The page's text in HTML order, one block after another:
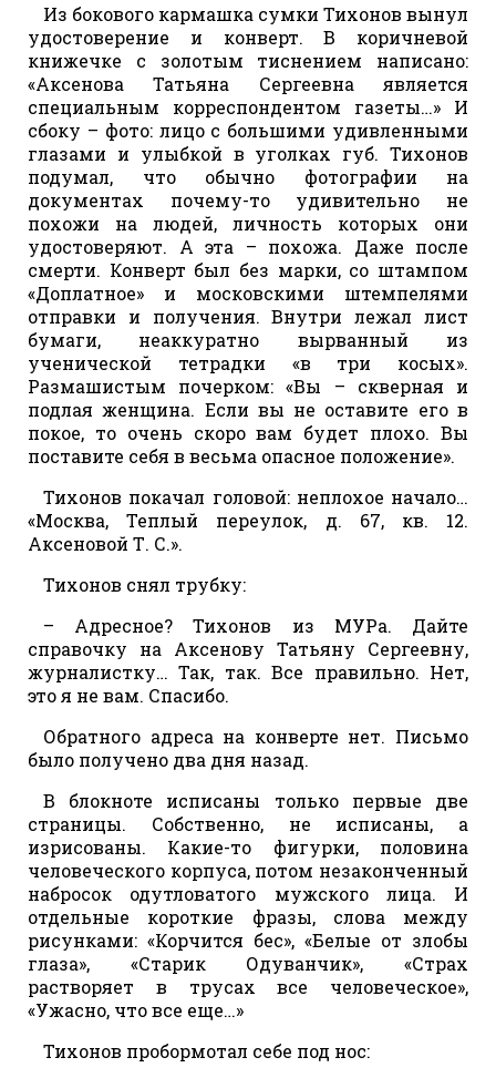
Из бокового кармашка сумки Тихонов вынул
удостоверение и конверт. В коричневой
книжечке с золотым тиснением написано:
«Аксенова Татьяна Сергеевна является
специальным корреспондентом газеты…» И
сбоку – фото: лицо с большими удивленными
глазами и улыбкой в уголках губ. Тихонов
подумал, что обычно фотографии на
документах почему-то удивительно не
похожи на людей, личность которых они
удостоверяют. А эта – похожа. Даже после
смерти. Конверт был без марки, со штампом
«Доплатное» и московскими штемпелями
отправки и получения. Внутри лежал лист
бумаги, неаккуратно вырванный из
ученической тетрадки «в три косых».
Размашистым почерком: «Вы – скверная и
подлая женщина. Если вы не оставите его в
покое, то очень скоро вам будет плохо. Вы
поставите себя в весьма опасное положение».
Тихонов покачал головой: неплохое начало…
«Москва, Теплый переулок, д. 67, кв. 12.
Аксеновой Т. С.».
Тихонов снял трубку:
– Адресное? Тихонов из МУРа. Дайте
справочку на Аксенову Татьяну Сергеевну,
журналистку… Так, так. Все правильно. Нет,
это я не вам. Спасибо.
Обратного адреса на конверте нет. Письмо
было получено два дня назад.
В блокноте исписаны только первые две
страницы. Собственно, не исписаны, а
изрисованы. Какие-то фигурки, половина
человеческого корпуса, потом незаконченный
набросок одутловатого мужского лица. И
отдельные короткие фразы, слова между
рисунками: «Корчится бес», «Белые от злобы
глаза», «Старик Одуванчик», «Страх
растворяет в трусах все человеческое»,
«Ужасно, что все еще…»
Тихонов пробормотал себе под нос: